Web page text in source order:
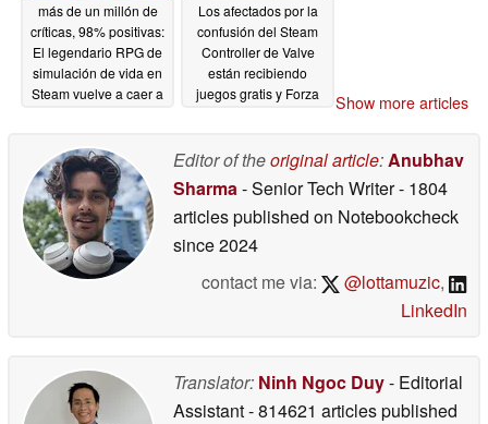
más de un millón de
críticas, 98% positivas:
El legendario RPG de
simulación de vida en
Steam vuelve a caer a
Los afectados por la
confusión del Steam
Controller de Valve
están recibiendo
juegos gratis y Forza
05/17/2026
Show more articles
Editor of theoriginal article:Anubhav
Sharma- Senior Tech Writer- 1804
articles published on Notebookcheck
since 2024
contact me via:
@lottamuzic,
LinkedIn
Translator: Ninh Ngoc Duy- Editorial
Assistant- 814621 articles published